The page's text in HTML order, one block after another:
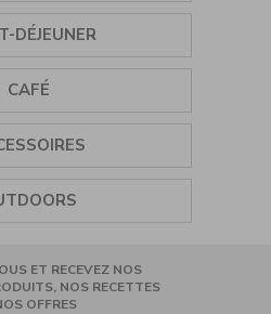
PLONGEANT
HÂCHOIR
PÂTISSIER
GRILL
VAPEUR
À CÉRÉALES
FRYER
OVEN
DÉJEUNER
PAIN
AGRUMES
FILTRE
CAFÉ
ET POÊLES
ET RECEVEZ NOS
NOS RECETTES
OFFRES